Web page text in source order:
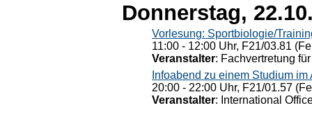
Donnerstag,
Vorlesung: Sportbiologie/
11:00 - 12:00 Uhr, F21/03.81
Veranstalter: Fachvertretung
Infoabend zu einem Studium im
20:00 - 22:00 Uhr, F21/01.57
Veranstalter: International